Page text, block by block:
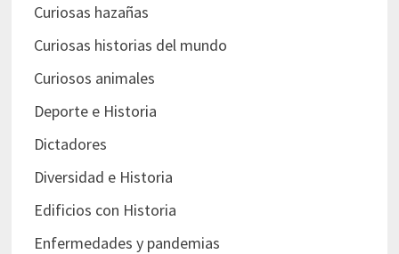
Curiosas hazañas
Curiosas historias del mundo
Curiosos animales
Deporte e Historia
Dictadores
Diversidad e Historia
Edificios con Historia
Enfermedades y pandemias